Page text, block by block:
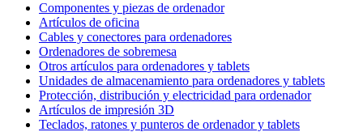
Componentes y piezas de ordenador
Artículos de oficina
Cables y conectores para ordenadores
Ordenadores de sobremesa
Otros artículos para ordenadores y tablets
Unidades de almacenamiento para ordenadores y tablets
Protección, distribución y electricidad para ordenador
Artículos de impresión 3D
Teclados, ratones y punteros de ordenador y tablets